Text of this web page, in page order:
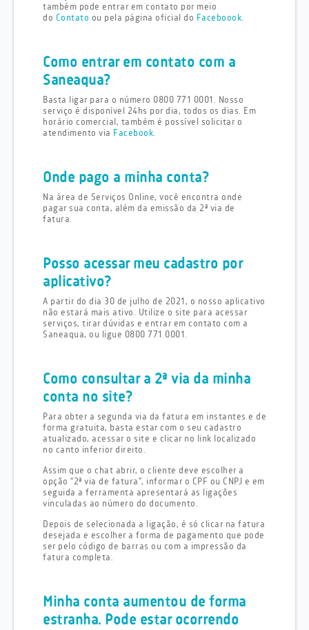
também pode entrar em contato por meio
do Contato ou pela página oficial do Faceboook.
Como entrar em contato com a
Saneaqua?
Basta ligar para o número 0800 771 0001. Nosso
serviço é disponível 24hs por dia, todos os dias. Em
horário comercial, também é possível solicitar o
atendimento via Facebook.
Onde pago a minha conta?
Na área de Serviços Online, você encontra onde
pagar sua conta, além da emissão da 2ª via de
fatura.
Posso acessar meu cadastro por
aplicativo?
A partir do dia 30 de julho de 2021, o nosso aplicativo
não estará mais ativo. Utilize o site para acessar
serviços, tirar dúvidas e entrar em contato com a
Saneaqua, ou ligue 0800 771 0001.
Como consultar a 2ª via da minha
conta no site?
Para obter a segunda via da fatura em instantes e de
forma gratuita, basta estar com o seu cadastro
atualizado, acessar o site e clicar no link localizado
no canto inferior direito.
Assim que o chat abrir, o cliente deve escolher a
opção “2ª via de fatura”, informar o CPF ou CNPJ e em
seguida a ferramenta apresentará as ligações
vinculadas ao número do documento.
Depois de selecionada a ligação, é só clicar na fatura
desejada e escolher a forma de pagamento que pode
ser pelo código de barras ou com a impressão da
fatura completa.
Minha conta aumentou de forma
estranha. Pode estar ocorrendo